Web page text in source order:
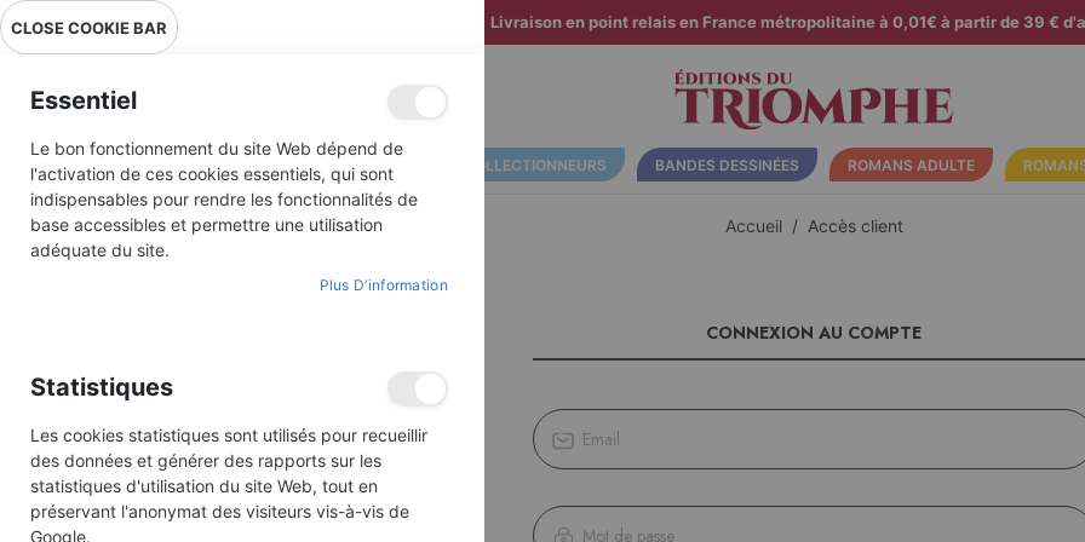
Livraison en point relais en France métropolitaine à 0,01€ à partir de 39 €
ALBUMS ILLUSTRÉS BD COLLECTIONNEURS BANDES DESSINÉES ROMANS ADULTE
Accueil Accès client
CONNEXION AU COMPTE
CLOSE COOKIE BAR
Essentiel
Le bon fonctionnement du site Web dépend de
l'activation de ces cookies essentiels, qui sont
indispensables pour rendre les fonctionnalités de
base accessibles et permettre une utilisation
adéquate du site.
Plus D’information
Statistiques
Les cookies statistiques sont utilisés pour recueillir
des données et générer des rapports sur les
statistiques d'utilisation du site Web, tout en
préservant l'anonymat des visiteurs vis-à-vis de
Google.